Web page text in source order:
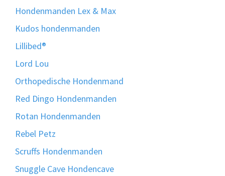
Hondenmanden Lex & Max
Kudos hondenmanden
Lillibed®
Lord Lou
Orthopedische Hondenmand
Red Dingo Hondenmanden
Rotan Hondenmanden
Rebel Petz
Scruffs Hondenmanden
Snuggle Cave Hondencave